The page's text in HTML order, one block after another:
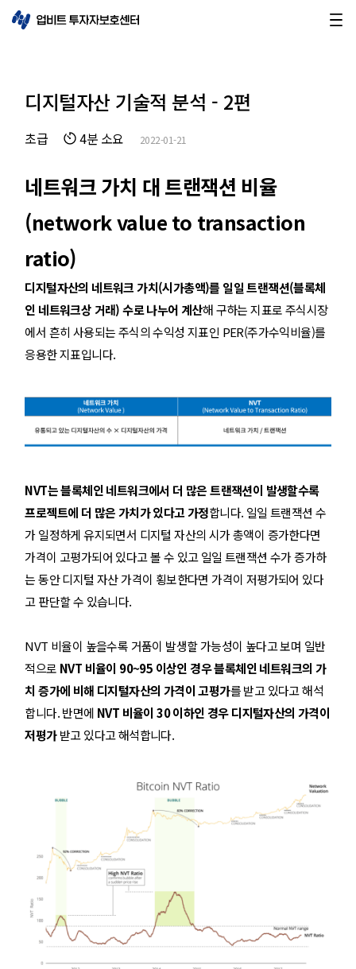
디지털자산 기술적 분석 - 2편
초급 4분 소요 2022-01-21
네트워크 가치 대 트랜잭션 비율
(network value to transaction
ratio)
디지털자산의 네트워크 가치(시가총액)를 일일 트랜잭션(블록체
인 네트워크상 거래) 수로 나누어 계산해 구하는 지표로 주식시장
에서 흔히 사용되는 주식의 수익성 지표인 PER(주가수익비율)를
응용한 지표입니다.
NVT는 블록체인 네트워크에서 더 많은 트랜잭션이 발생할수록
프로젝트에 더 많은 가치가 있다고 가정합니다. 일일 트랜잭션 수
가 일정하게 유지되면서 디지털 자산의 시가 총액이 증가한다면
가격이 고평가되어 있다고 볼 수 있고 일일 트랜잭션 수가 증가하
는 동안 디지털 자산 가격이 횡보한다면 가격이 저평가되어 있다
고 판단할 수 있습니다.
NVT 비율이 높을수록 거품이 발생할 가능성이 높다고 보며 일반
적으로 NVT 비율이 90~95 이상인 경우 블록체인 네트워크의 가
치 증가에 비해 디지털자산의 가격이 고평가를 받고 있다고 해석
합니다. 반면에 NVT 비율이 30 이하인 경우 디지털자산의 가격이
저평가받고 있다고 해석합니다.